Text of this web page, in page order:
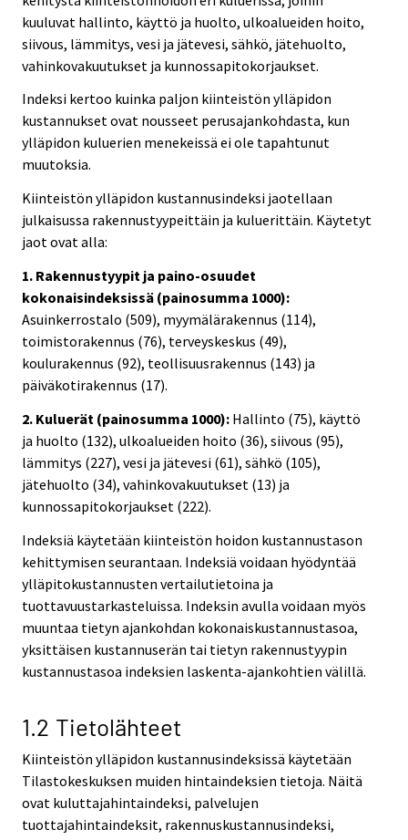
kuuluvat hallinto, käyttö ja huolto, ulkoalueiden hoito,
siivous, lämmitys, vesi ja jätevesi, sähkö, jätehuolto,
vahinkovakuutukset ja kunnossapitokorjaukset.
Indeksi kertoo kuinka paljon kiinteistön ylläpidon
kustannukset ovat nousseet perusajankohdasta, kun
ylläpidon kuluerien menekeissä ei ole tapahtunut
muutoksia.
Kiinteistön ylläpidon kustannusindeksi jaotellaan
julkaisussa rakennustyypeittäin ja kuluerittäin. Käytetyt
jaot ovat alla:
1. Rakennustyypit ja paino-osuudet
kokonaisindeksissä (painosumma 1000):
Asuinkerrostalo (509), myymälärakennus (114),
toimistorakennus (76), terveyskeskus (49),
koulurakennus (92), teollisuusrakennus (143) ja
päiväkotirakennus (17).
2. Kuluerät (painosumma 1000): Hallinto (75), käyttö
ja huolto (132), ulkoalueiden hoito (36), siivous (95),
lämmitys (227), vesi ja jätevesi (61), sähkö (105),
jätehuolto (34), vahinkovakuutukset (13) ja
kunnossapitokorjaukset (222).
Indeksiä käytetään kiinteistön hoidon kustannustason
kehittymisen seurantaan. Indeksiä voidaan hyödyntää
ylläpitokustannusten vertailutietoina ja
tuottavuustarkasteluissa. Indeksin avulla voidaan myös
muuntaa tietyn ajankohdan kokonaiskustannustasoa,
yksittäisen kustannuserän tai tietyn rakennustyypin
kustannustasoa indeksien laskenta-ajankohtien välillä.
1.2 Tietolähteet
Kiinteistön ylläpidon kustannusindeksissä käytetään
Tilastokeskuksen muiden hintaindeksien tietoja. Näitä
ovat kuluttajahintaindeksi, palvelujen
tuottajahintaindeksit, rakennuskustannusindeksi,